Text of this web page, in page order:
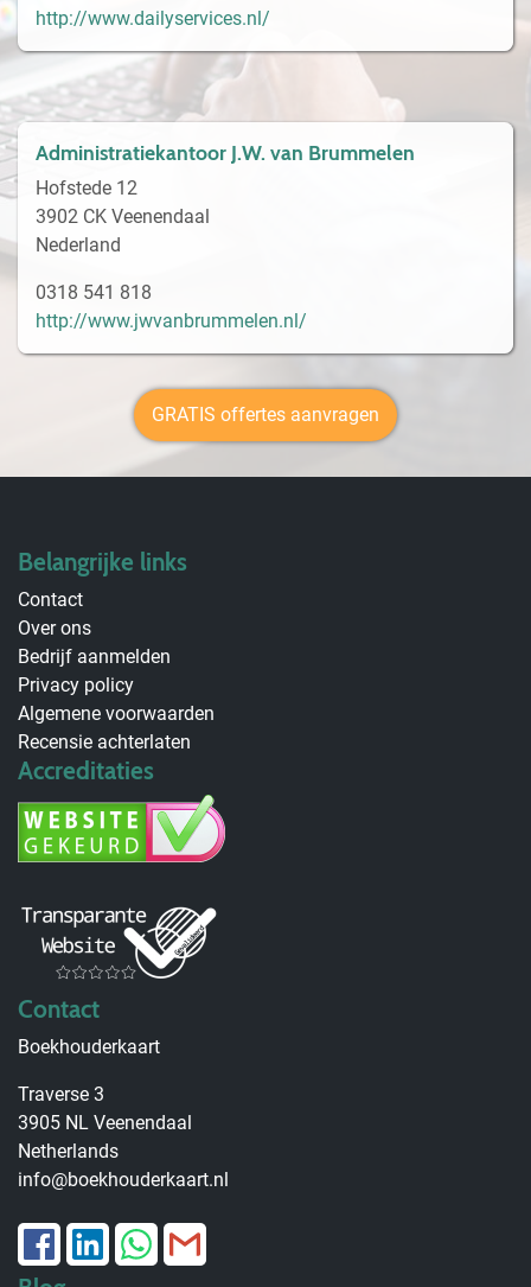
http://www.dailyservices.nl/
Administratiekantoor J.W. van Brummelen
Hofstede 12
3902 CK Veenendaal
Nederland
0318 541 818
http://www.jwvanbrummelen.nl/
GRATIS offertes aanvragen
Belangrijke links
Contact
Over ons
Bedrijf aanmelden
Privacy policy
Algemene voorwaarden
Recensie achterlaten
Accreditaties
Contact
Boekhouderkaart
Traverse 3
3905 NL Veenendaal
Netherlands
info@boekhouderkaart.nl